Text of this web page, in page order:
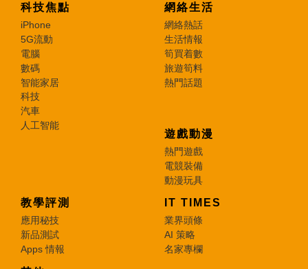
科技焦點
iPhone
5G流動
電腦
數碼
智能家居
科技
汽車
人工智能
網絡生活
網絡熱話
生活情報
筍買着數
旅遊筍料
熱門話題
遊戲動漫
熱門遊戲
電競裝備
動漫玩具
教學評測
應用秘技
新品測試
Apps 情報
IT TIMES
業界頭條
AI 策略
名家專欄